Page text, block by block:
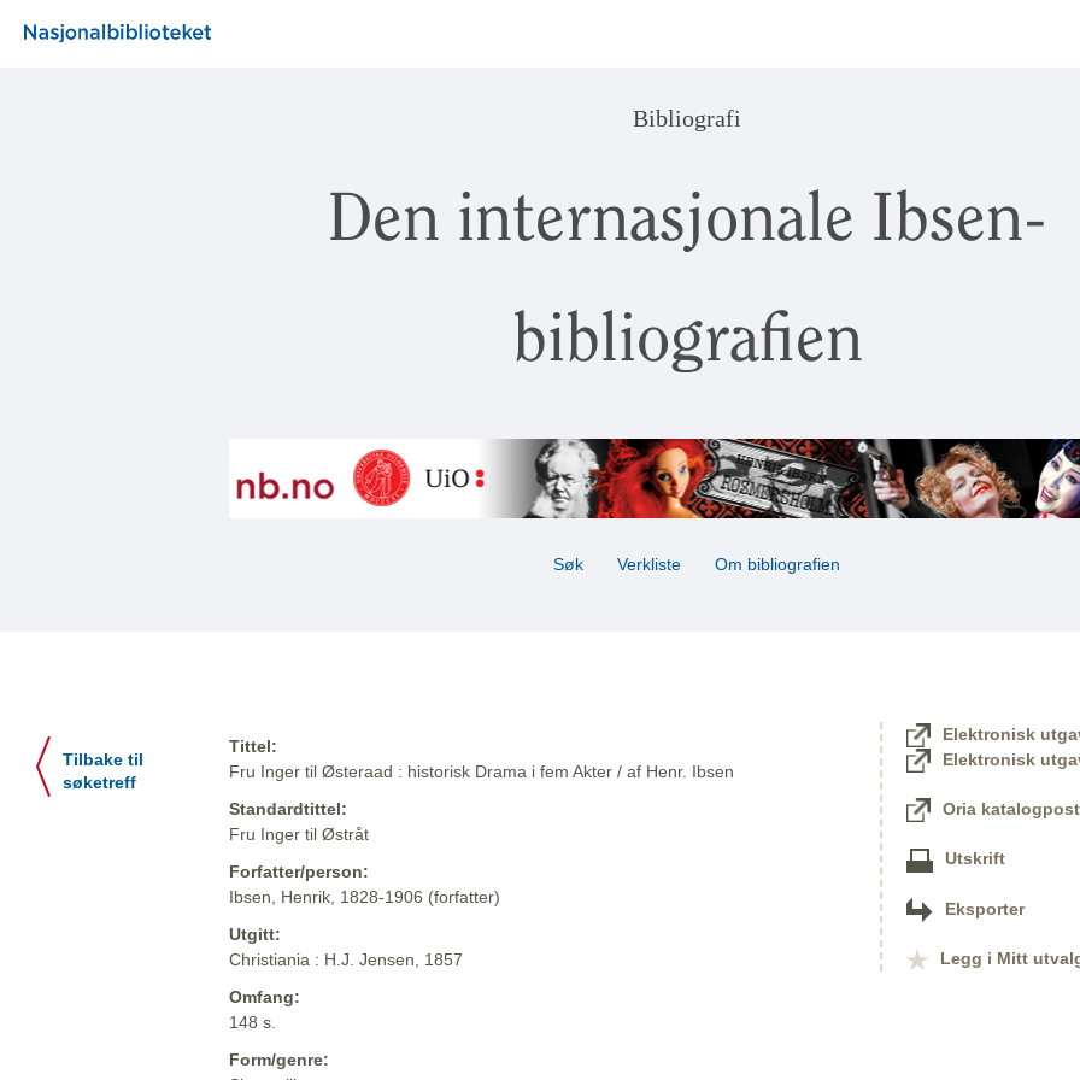
Bibliografi
Den internasjonale Ibsen-
bibliografien
Søk Verkliste Om bibliografien
Tilbake til
søketreff
Tittel:
Fru Inger til Østeraad : historisk Drama i fem Akter / af Henr. Ibsen
Standardtittel:
Fru Inger til Østråt
Forfatter/person:
Ibsen, Henrik, 1828-1906 (forfatter)
Utgitt:
Christiania : H.J. Jensen, 1857
Omfang:
148 s.
Form/genre:
Elektronisk
Elektronisk
Oria katalogpost
Utskrift
Eksporter
Legg i Mitt